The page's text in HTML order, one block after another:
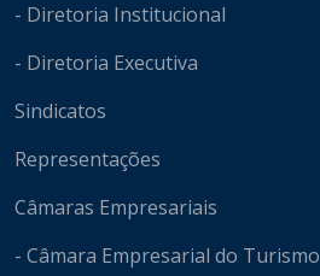
- Diretoria Institucional
- Diretoria Executiva
Sindicatos
Representações
Câmaras Empresariais
- Câmara Empresarial do Turismo